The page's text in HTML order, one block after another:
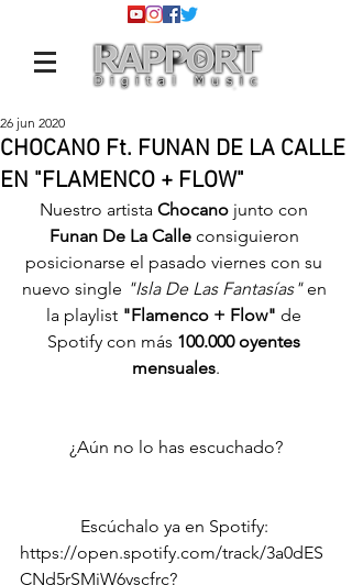
CHOCANO Ft. FUNAN DE LA CALLE
EN "FLAMENCO + FLOW"
26 jun 2020
Nuestro artista Chocano junto con
Funan De La Calle consiguieron
posicionarse el pasado viernes con su
nuevo single "Isla De Las Fantasías" en
la playlist "Flamenco + Flow" de
Spotify con más 100.000 oyentes
mensuales.
¿Aún no lo has escuchado?
Escúchalo ya en Spotify:
https://open.spotify.com/track/3a0dES
CNd5rSMjW6yscfrc?